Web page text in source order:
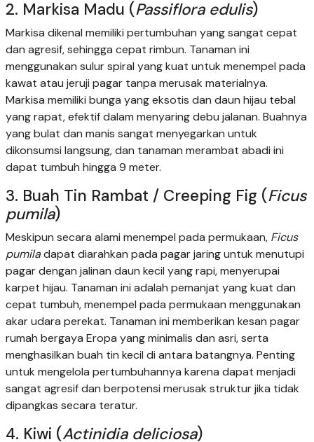
2. Markisa Madu (Passiflora edulis)
Markisa dikenal memiliki pertumbuhan yang sangat cepat
dan agresif, sehingga cepat rimbun. Tanaman ini
menggunakan sulur spiral yang kuat untuk menempel pada
kawat atau jeruji pagar tanpa merusak materialnya.
Markisa memiliki bunga yang eksotis dan daun hijau tebal
yang rapat, efektif dalam menyaring debu jalanan. Buahnya
yang bulat dan manis sangat menyegarkan untuk
dikonsumsi langsung, dan tanaman merambat abadi ini
dapat tumbuh hingga 9 meter.
3. Buah Tin Rambat / Creeping Fig (Ficus
pumila)
Meskipun secara alami menempel pada permukaan, Ficus
pumiladapat diarahkan pada pagar jaring untuk menutupi
pagar dengan jalinan daun kecil yang rapi, menyerupai
karpet hijau. Tanaman ini adalah pemanjat yang kuat dan
cepat tumbuh, menempel pada permukaan menggunakan
akar udara perekat. Tanaman ini memberikan kesan pagar
rumah bergaya Eropa yang minimalis dan asri, serta
menghasilkan buah tin kecil di antara batangnya. Penting
untuk mengelola pertumbuhannya karena dapat menjadi
sangat agresif dan berpotensi merusak struktur jika tidak
dipangkas secara teratur.
4. Kiwi (Actinidia deliciosa)